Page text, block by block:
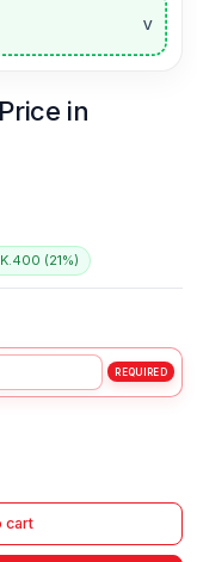
v
in
(21%)
cart